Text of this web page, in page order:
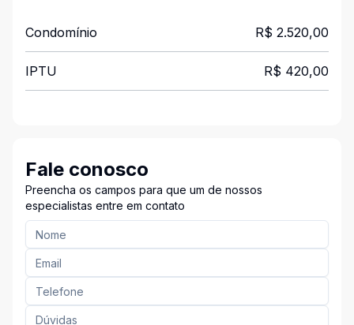
Condomínio R$ 2.520,00
IPTU R$ 420,00
Fale conosco
Preencha os campos para que um de nossos
especialistas entre em contato